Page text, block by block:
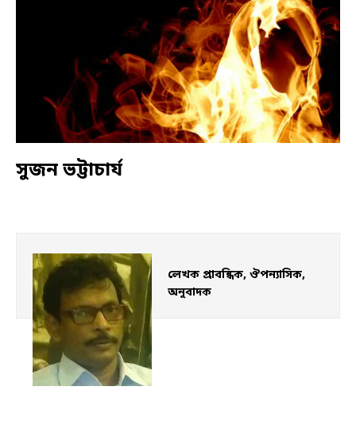
সুজন ভট্টাচার্য
লেখক প্রাবন্ধিক, ঔপন্যাসিক,
অনুবাদক